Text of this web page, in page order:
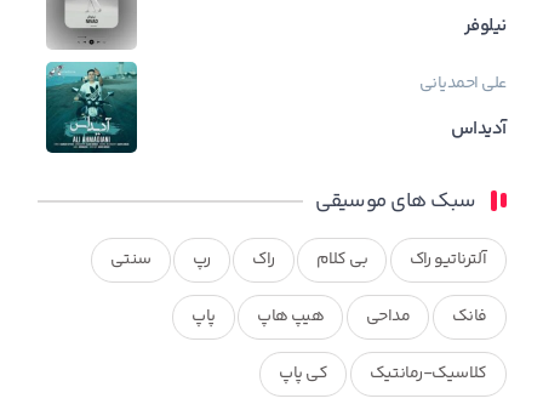
نیلوفر
علی احمدیانی
آدیداس
سبک های موسیقی
آلترناتیو راک بی کلام راک رپ سنتی
فانک مداحی هیپ هاپ پاپ
کلاسیک-رمانتیک کی پاپ